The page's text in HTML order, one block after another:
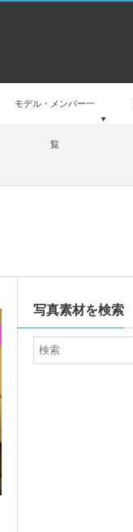
モデル・メンバー一
覧
写真素材を検索